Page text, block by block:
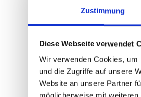
Zustimmung
Diese Webseite verwendet
Wir verwenden Cookies,
und die Zugriffe auf unsere
Website an unsere Partner
möglicherweise mit
1918 bis 1926 Rafael Gauggel
1926 bis 1945 Klemens Sauter
1945 bis 1948 Gregor
1948 bis 1951 Heinrich Maurer